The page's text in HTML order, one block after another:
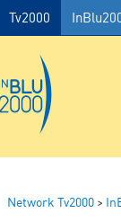
Tv2000
Network Tv2000 >